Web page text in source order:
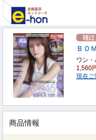
ＢＯ
ワン
1,560
現在ご
商品情報